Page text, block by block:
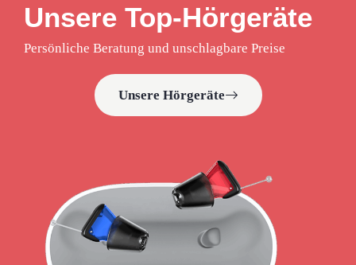
Unsere Top-Hörgeräte
Persönliche Beratung und unschlagbare Preise
Unsere Hörgeräte